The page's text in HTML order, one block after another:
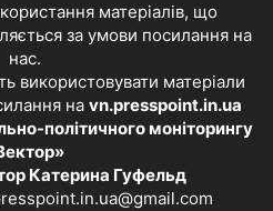
матеріалів, що
за умови посилання на
нас.
використовувати матеріали
на vn.presspoint.in.ua
політичного моніторингу
Катерина Гуфельд